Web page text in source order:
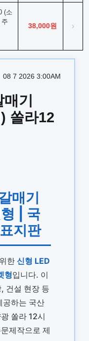
(소
38,000원 ›
08 7 2026 3:00AM
기
쏠라12
매기
| 국
지판
한 신형 LED
형입니다. 이
건설 현장 등
공하는 국산
쏠라 12시
제작으로 제